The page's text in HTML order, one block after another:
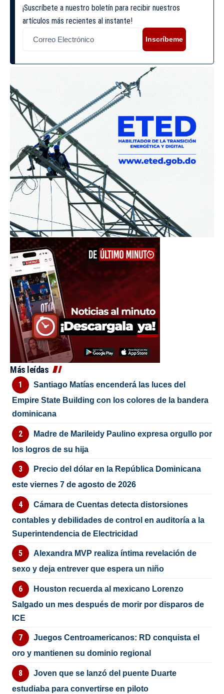
¡Suscríbete a nuestro boletín para recibir nuestros
artículos más recientes al instante!
Inscríbeme
Más leídas
Santiago Matías encenderá las luces del
Empire State Building con los colores de la bandera
dominicana
Madre de Marileidy Paulino expresa orgullo por
los logros de su hija
Precio del dólar en la República Dominicana
este viernes 7 de agosto de 2026
Cámara de Cuentas detecta distorsiones
contables y debilidades de control en auditoría a la
Superintendencia de Electricidad
Alexandra MVP realiza íntima revelación de
sexo y deja entrever que espera un niño
Houston recuerda al mexicano Lorenzo
Salgado un mes después de morir por disparos de
ICE
Juegos Centroamericanos: RD conquista el
oro y mantienen su dominio regional
Joven que se lanzó del puente Duarte
estudiaba para convertirse en piloto